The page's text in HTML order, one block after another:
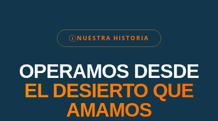
NUESTRA HISTORIA
OPERAMOS DESDE
EL DESIERTO QUE
AMAMOS